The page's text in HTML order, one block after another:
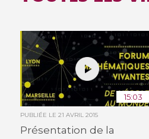
15:03
PUBLIÉE LE 21 AVRIL 2015
Présentation de la